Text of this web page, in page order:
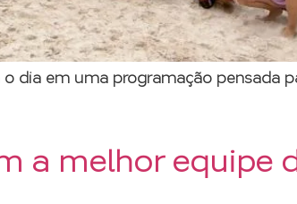
dia em uma programação pensada
a melhor equipe